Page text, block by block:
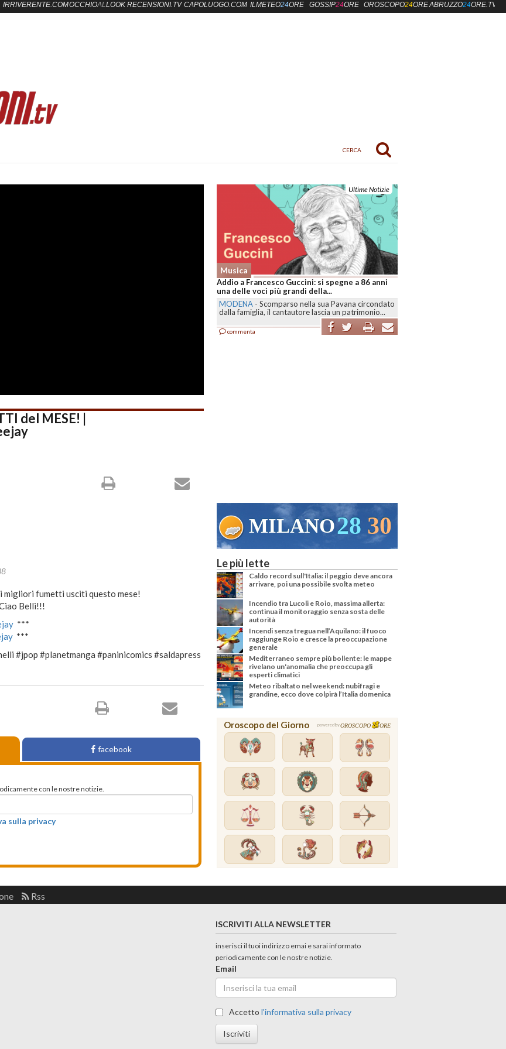
del MESE! |
Ultime Notizie
Musica
Addio a Francesco Guccini: si spegne a 86 anni
una delle voci più grandi della...
MODENA - Scomparso nella sua Pavana circondato
dalla famiglia, il cantautore lascia un patrimonio...
commenta
MILANO28 30
migliori fumetti usciti questo mese!
Belli!!!
***
***
#jpop #planetmanga #paninicomics #saldapress
facebook
con le nostre notizie.
sulla privacy
Le più lette
Caldo record sull'Italia: il peggio deve ancora
arrivare, poi una possibile svolta meteo
Incendio tra Lucoli e Roio, massima allerta:
continua il monitoraggio senza sosta delle
autorità
Incendi senza tregua nell’Aquilano: il fuoco
raggiunge Roio e cresce la preoccupazione
generale
Mediterraneo sempre più bollente: le mappe
rivelano un'anomalia che preoccupa gli
esperti climatici
Meteo ribaltato nel weekend: nubifragi e
grandine, ecco dove colpirà l’Italia domenica
Oroscopo del Giorno powered byOROSCOPO ORE
IRRIVERENTE.COMOCCHIOALLOOK RECENSIONI.TV CAPOLUOGO.COM ILMETEO24ORE GOSSIP24ORE OROSCOPO24OREABRUZZO24ORE.TV
Rss
ISCRIVITI ALLA NEWSLETTER
inserisci il tuoi indirizzo emai e sarai informato
periodicamente con le nostre notizie.
Email
Accettol'informativa sulla privacy
Iscriviti